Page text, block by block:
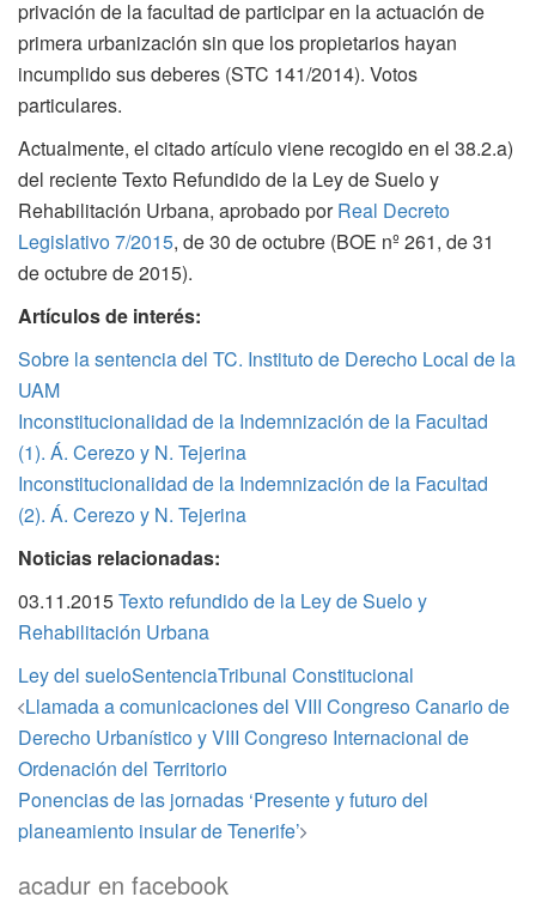
privación de la facultad de participar en la actuación de
primera urbanización sin que los propietarios hayan
incumplido sus deberes (STC 141/2014). Votos
particulares.
Actualmente, el citado artículo viene recogido en el 38.2.a)
del reciente Texto Refundido de la Ley de Suelo y
Rehabilitación Urbana, aprobado porReal Decreto
Legislativo 7/2015, de 30 de octubre (BOE nº 261, de 31
de octubre de 2015).
Artículos de interés:
Sobre la sentencia del TC. Instituto de Derecho Local de la
UAM
Inconstitucionalidad de la Indemnización de la Facultad
(1). Á. Cerezo y N. Tejerina
Inconstitucionalidad de la Indemnización de la Facultad
(2). Á. Cerezo y N. Tejerina
Noticias relacionadas:
03.11.2015Texto refundido de la Ley de Suelo y
Rehabilitación Urbana
Ley del sueloSentenciaTribunal Constitucional
Navegación
de
entradas
Llamada a comunicaciones del VIII Congreso Canario de
Derecho Urbanístico y VIII Congreso Internacional de
Ordenación del Territorio
Ponencias de las jornadas ‘Presente y futuro del
planeamiento insular de Tenerife’
acadur en facebook